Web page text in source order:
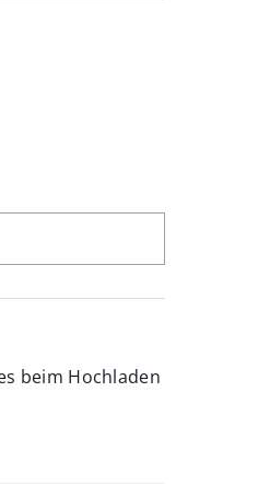
beim Hochladen